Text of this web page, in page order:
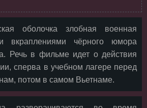
оболочка злобная военная
вкраплениями чёрного юмора
Речь в фильме идет о действия
сперва в учебном лагере перед
потом в самом Вьетнаме.